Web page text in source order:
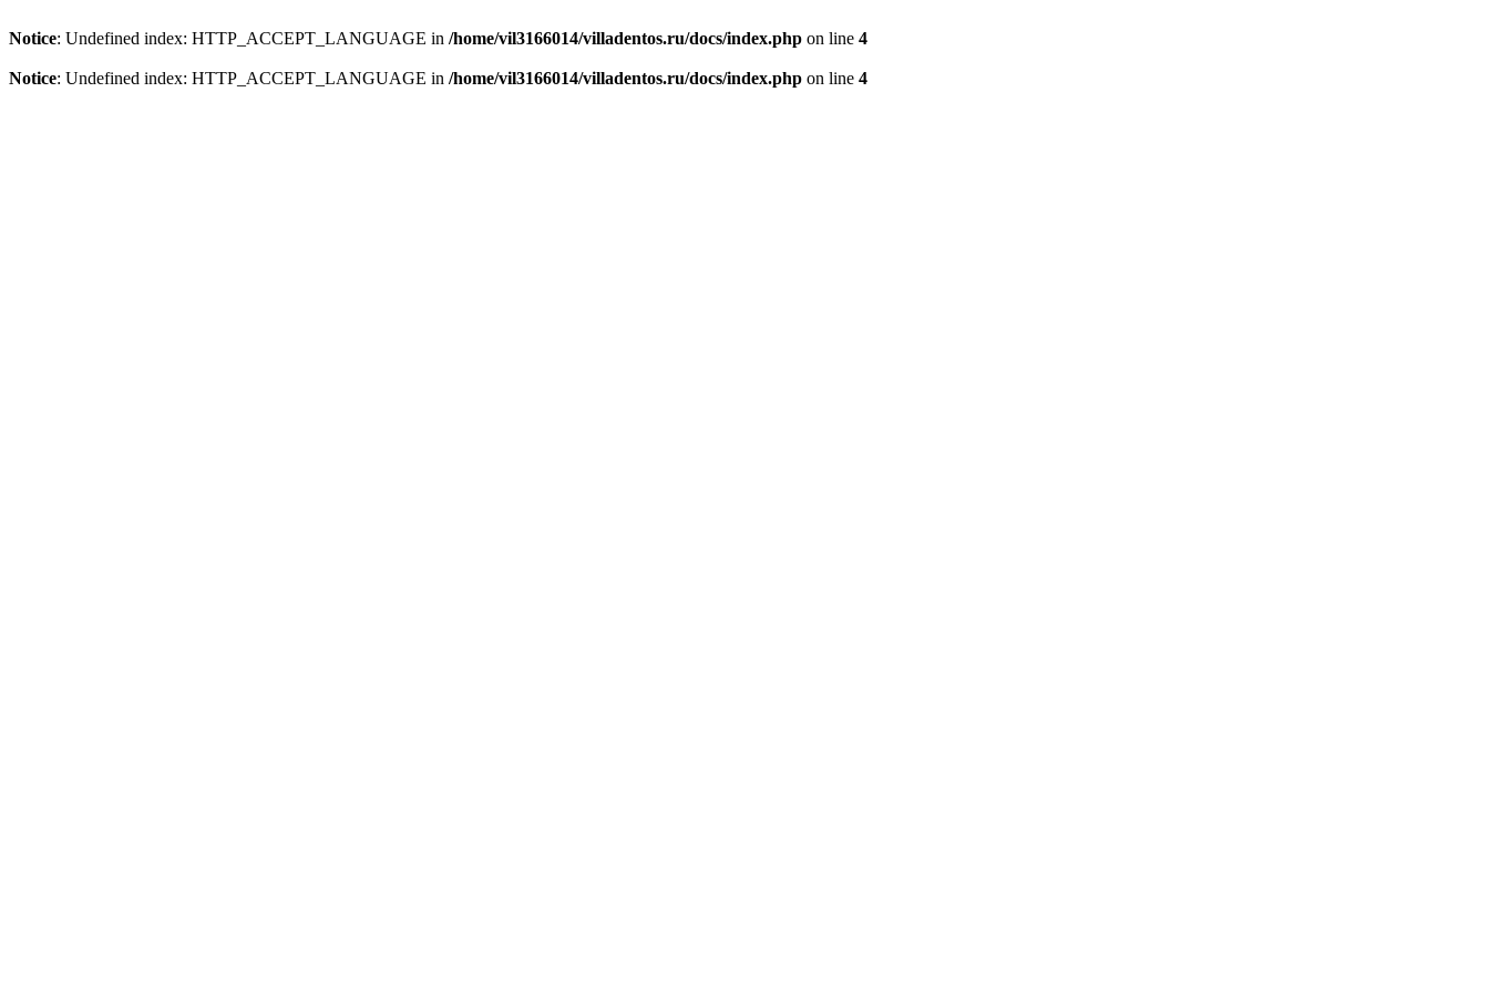
Notice: Undefined index: HTTP_ACCEPT_LANGUAGE in /home/vil3166014/villadentos.ru/docs/index.php on line 4
Notice: Undefined index: HTTP_ACCEPT_LANGUAGE in /home/vil3166014/villadentos.ru/docs/index.php on line 4